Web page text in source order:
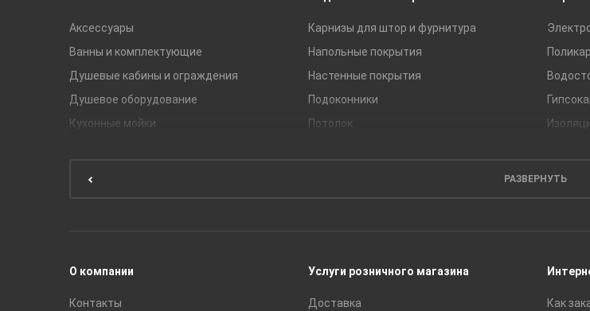
Аксессуары
Ванны и комплектующие
Душевые кабины и ограждения
Душевое оборудование
Кухонные мойки
Карнизы для штор и фурнитура
Напольные покрытия
Настенные покрытия
Подоконники
Потолок
Сухие
РАЗВЕРНУТЬ
О компании
Контакты
Услуги розничного магазина
Доставка
Как